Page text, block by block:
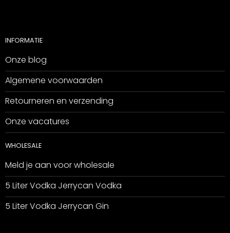
INFORMATIE
Onze blog
Algemene voorwaarden
Retourneren en verzending
Onze vacatures
WHOLESALE
Meld je aan voor wholesale
5 Liter Vodka Jerrycan Vodka
5 Liter Vodka Jerrycan Gin